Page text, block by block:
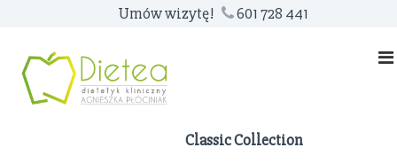
Umów wizytę! 601 728 441
Classic Collection